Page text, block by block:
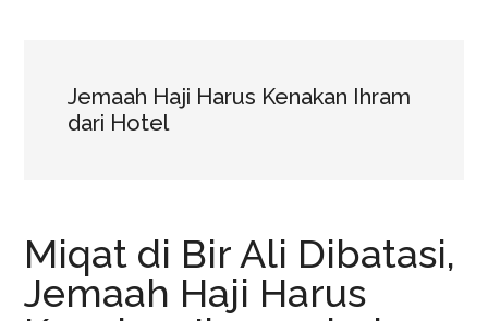
Jemaah Haji Harus Kenakan Ihram
dari Hotel
Miqat di Bir Ali Dibatasi,
Jemaah Haji Harus